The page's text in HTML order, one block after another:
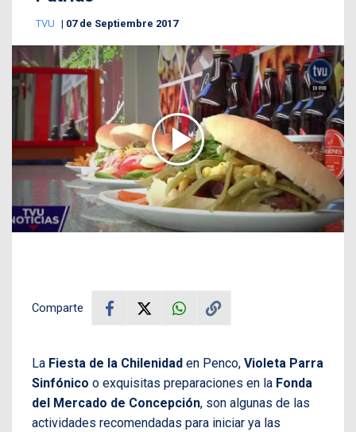
TVU 07 de Septiembre 2017
Comparte
La Fiesta de la Chilenidad en Penco, Violeta Parra
Sinfónico o exquisitas preparaciones en la Fonda
del Mercado de Concepción, son algunas de las
actividades recomendadas para iniciar ya las